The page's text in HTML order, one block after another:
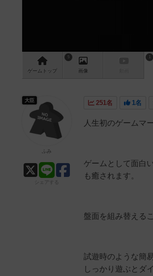
ゲーム トップ
5
画像
1
251名 1名
人生初のゲームマ
ゲームとして面白
も癒されます。
盤面を組み替える
試遊時のような簡
しっかり遊ぶとダ
大臣
ふみ
シェアする